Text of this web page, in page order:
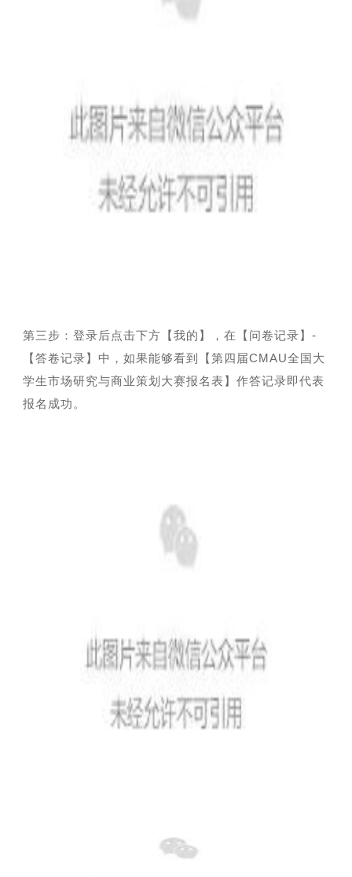
第三步：登录后点击下方【我的】，在【问卷记录】-
【答卷记录】中，如果能够看到【第四届CMAU全国大
学生市场研究与商业策划大赛报名表】作答记录即代表
报名成功。